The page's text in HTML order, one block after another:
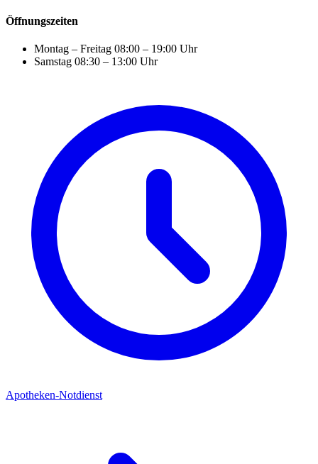
Öffnungszeiten
Montag – Freitag 08:00 – 19:00 Uhr
Samstag 08:30 – 13:00 Uhr
Apotheken-Notdienst